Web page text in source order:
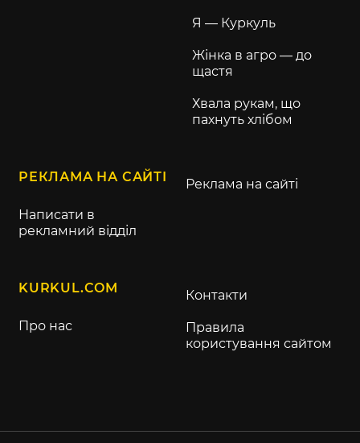
Я — Куркуль
Жінка в агро — до
щастя
Хвала рукам, що
пахнуть хлібом
РЕКЛАМА НА САЙТІ
Написати в
рекламний відділ
Реклама на сайті
KURKUL.COM
Про нас
Контакти
Правила
користування сайтом